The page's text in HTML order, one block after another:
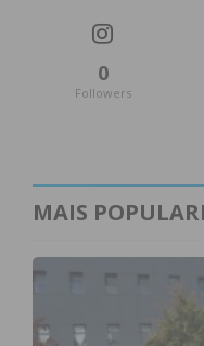
0
Followers
MAIS